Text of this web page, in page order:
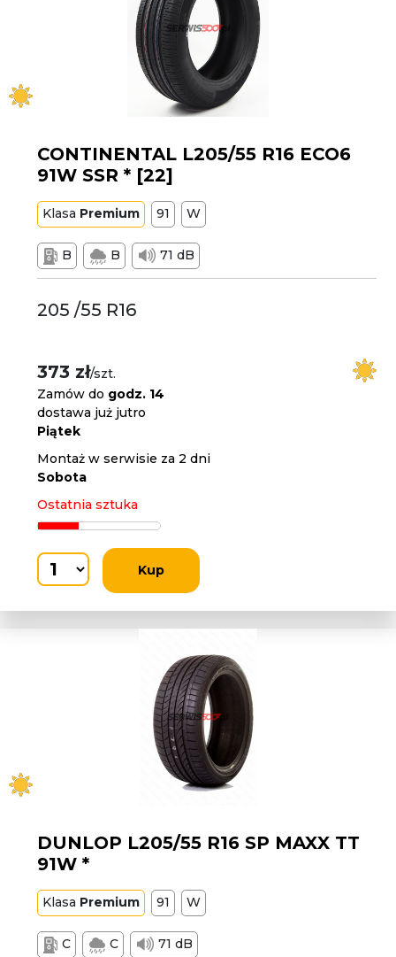
CONTINENTAL L205/55 R16 ECO6
91W SSR * [22]
Klasa Premium 91 W
B B 71 dB
205 /55 R16
373 zł/szt.
Zamów do godz. 14
dostawa już jutro
Piątek
Montaż w serwisie za 2 dni
Sobota
Ostatnia sztuka
Kup
DUNLOP L205/55 R16 SP MAXX TT
91W *
Klasa Premium 91 W
C C 71 dB